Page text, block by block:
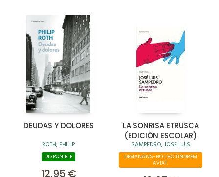
DEUDAS Y DOLORES
ROTH, PHILIP
DISPONIBLE
12,95 €
LA SONRISA ETRUSCA
(EDICIÓN ESCOLAR)
SAMPEDRO, JOSE LUIS
DEMANA'NS-HO I HO TINDREM
AVIAT.